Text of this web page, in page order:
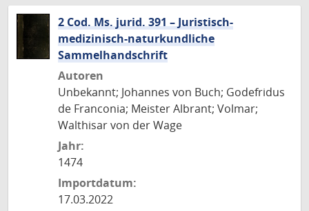
2 Cod. Ms. jurid. 391 – Juristisch-
medizinisch-naturkundliche
Sammelhandschrift
Autoren
Unbekannt; Johannes von Buch; Godefridus
de Franconia; Meister Albrant; Volmar;
Walthisar von der Wage
Jahr:
1474
Importdatum:
17.03.2022